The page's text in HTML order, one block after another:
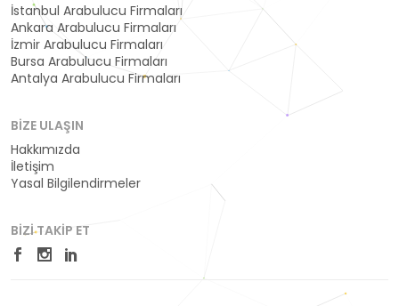
İstanbul Arabulucu Firmaları
Ankara Arabulucu Firmaları
İzmir Arabulucu Firmaları
Bursa Arabulucu Firmaları
Antalya Arabulucu Firmaları
BIZE ULAŞIN
Hakkımızda
İletişim
Yasal Bilgilendirmeler
BIZI TAKIP ET